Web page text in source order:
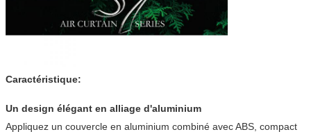
Caractéristique:
Un design élégant en alliage d'aluminium
Appliquez un couvercle en aluminium combiné avec ABS, compact